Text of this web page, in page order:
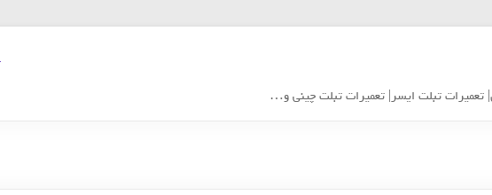
تبلت ایسر| تعمیرات تبلت چینی و…